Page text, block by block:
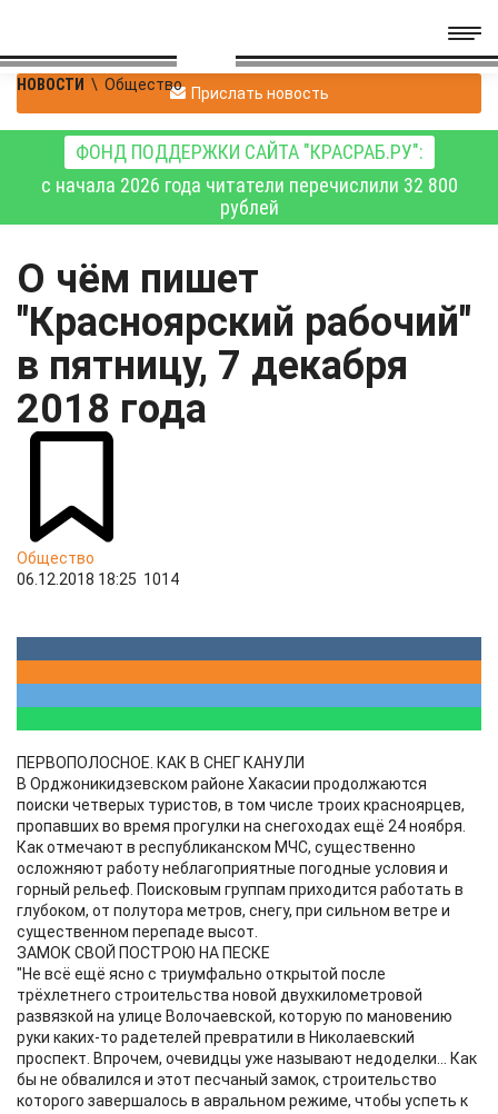
НОВОСТИ \ Общество Прислать новость
ФОНД ПОДДЕРЖКИ САЙТА "КРАСРАБ.РУ":
с начала 2026 года читатели перечислили 32 800
рублей
О чём пишет
"Красноярский рабочий"
в пятницу, 7 декабря
2018 года
Общество
06.12.2018 18:25 1014
ПЕРВОПОЛОСНОЕ. КАК В СНЕГ КАНУЛИ
В Орджоникидзевском районе Хакасии продолжаются
поиски четверых туристов, в том числе троих красноярцев,
пропавших во время прогулки на снегоходах ещё 24 ноября.
Как отмечают в республиканском МЧС, существенно
осложняют работу неблагоприятные погодные условия и
горный рельеф. Поисковым группам приходится работать в
глубоком, от полутора метров, снегу, при сильном ветре и
существенном перепаде высот.
ЗАМОК СВОЙ ПОСТРОЮ НА ПЕСКЕ
"Не всё ещё ясно с триумфально открытой после
трёхлетнего строительства новой двухкилометровой
развязкой на улице Волочаевской, которую по мановению
руки каких-то радетелей превратили в Николаевский
проспект. Впрочем, очевидцы уже называют недоделки... Как
бы не обвалился и этот песчаный замок, строительство
которого завершалось в авральном режиме, чтобы успеть к